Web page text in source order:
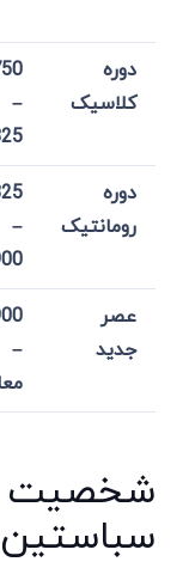
دوره
کلاسیک
–
دوره
رومانتیک
–
عصر
جدید
–
سباستین